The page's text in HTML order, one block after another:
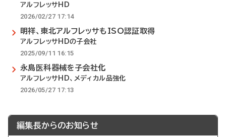
アルフレッサHD
2026/02/27 17:14
明祥、東北アルフレッサもISO認証取得
アルフレッサHDの子会社
2025/09/11 16:15
永島医科器械を子会社化
アルフレッサHD、メディカル品強化
2026/05/27 17:13
編集長からのお知らせ